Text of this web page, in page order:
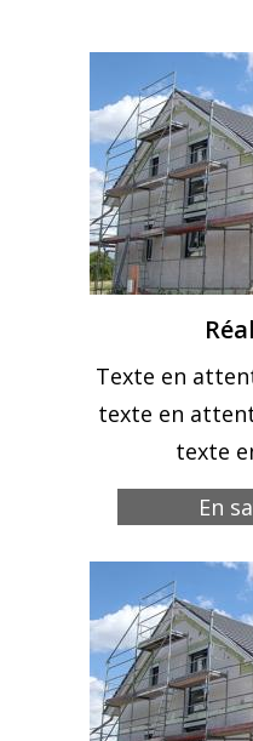
Texte en
texte en
texte
En